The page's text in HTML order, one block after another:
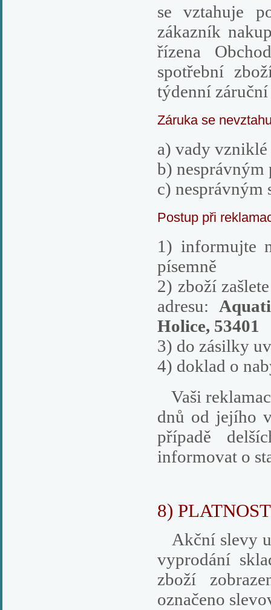
se vztahuje
zákazník
řízena
spotřební
týdenní
Záruka se
a) vady
b)
c) nesprávným
Postup při
1) informujte
písemně
2) zboží
adresu:
Holice, 53401
3) do zásilky
4) doklad o
Vaši
dnů od jejího
případě
informovat o
8)
Akční slevy
vyprodání
zboží
označeno